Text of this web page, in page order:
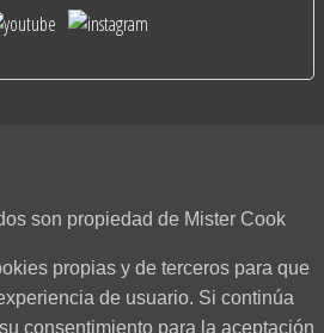
son propiedad de Mister Cook
propias y de terceros para que
de usuario. Si continúa
consentimiento para la aceptación